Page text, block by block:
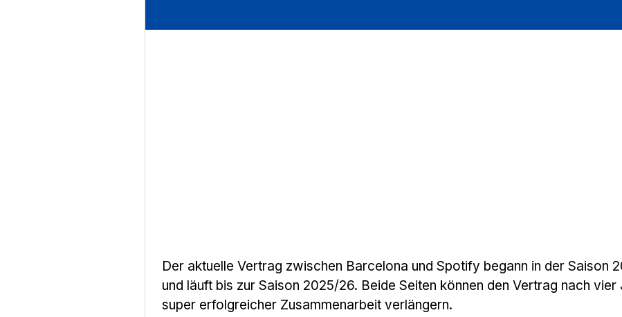
Der aktuelle Vertrag zwischen Barcelona und Spotify begann in der Saison
und läuft bis zur Saison 2025/26. Beide Seiten können den Vertrag nach vier
super erfolgreicher Zusammenarbeit verlängern.